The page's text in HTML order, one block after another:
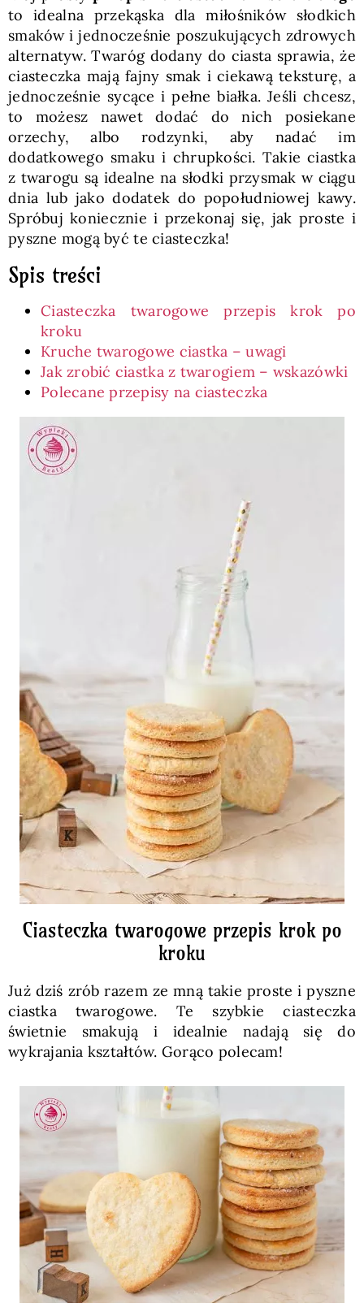
SKLEP
Polski
to idealna przekąska dla miłośników słodkich
smaków i jednocześnie poszukujących zdrowych
alternatyw. Twaróg dodany do ciasta sprawia, że
ciasteczka mają fajny smak i ciekawą teksturę, a
jednocześnie sycące i pełne białka. Jeśli chcesz,
to możesz nawet dodać do nich posiekane
orzechy, albo rodzynki, aby nadać im
dodatkowego smaku i chrupkości. Takie ciastka
z twarogu są idealne na słodki przysmak w ciągu
dnia lub jako dodatek do popołudniowej kawy.
Spróbuj koniecznie i przekonaj się, jak proste i
pyszne mogą być te ciasteczka!
Spis treści
Ciasteczka twarogowe przepis krok po
kroku
Kruche twarogowe ciastka – uwagi
Jak zrobić ciastka z twarogiem – wskazówki
Polecane przepisy na ciasteczka
Ciasteczka twarogowe przepis krok po
kroku
Już dziś zrób razem ze mną takie proste i pyszne
ciastka twarogowe. Te szybkie ciasteczka
świetnie smakują i idealnie nadają się do
wykrajania kształtów. Gorąco polecam!